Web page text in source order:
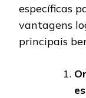
específicas
vantagens
principais